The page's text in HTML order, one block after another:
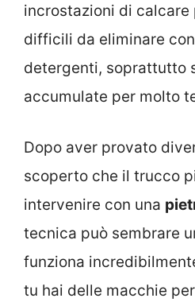
incrostazioni di calcare
difficili da eliminare
detergenti, soprattutto
accumulate per molto
Dopo aver provato
scoperto che il trucco
intervenire con una
tecnica può sembrare
funziona
tu hai delle macchie